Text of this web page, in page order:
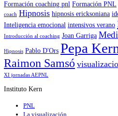
Formación coaching pnl Formación PNL
coach Hipnosis hipnosis ericksoniana
Inteligencia emocional intensivos verano
Introducción al coaching Joan Garriga
Hipnosis Pablo D'Ors Pepa
Raimon Samsó
XI jornadas AEPNL
Instituto Kern
PNL
La visualización